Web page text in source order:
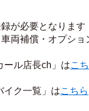
が必要となります
車両補償・オプシ
ール店長ch」はこ
イク一覧」はこちら